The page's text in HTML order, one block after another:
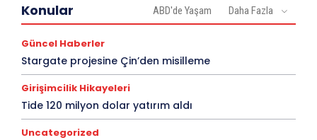
Konular ABD'de Yaşam Daha Fazla
Güncel Haberler
Stargate projesine Çin’den misilleme
Girişimcilik Hikayeleri
Tide 120 milyon dolar yatırım aldı
Uncategorized